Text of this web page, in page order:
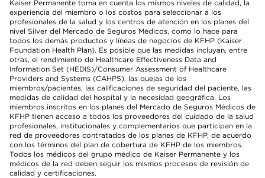
Kaiser Permanente toma en cuenta los mismos niveles de calidad, la
experiencia del miembro o los costos para seleccionar a los
profesionales de la salud y los centros de atención en los planes del
nivel Silver del Mercado de Seguros Médicos, como lo hace para
todos los demás productos y líneas de negocios de KFHP (Kaiser
Foundation Health Plan). Es posible que las medidas incluyan, entre
otras, el rendimiento de Healthcare Effectiveness Data and
Information Set (HEDIS)/Consumer Assessment of Healthcare
Providers and Systems (CAHPS), las quejas de los
miembros/pacientes, las calificaciones de seguridad del paciente, las
medidas de calidad del hospital y la necesidad geográfica. Los
miembros inscritos en los planes del Mercado de Seguros Médicos de
KFHP tienen acceso a todos los proveedores del cuidado de la salud
profesionales, institucionales y complementarios que participan en la
red de proveedores contratados de los planes de KFHP, de acuerdo
con los términos del plan de cobertura de KFHP de los miembros.
Todos los médicos del grupo médico de Kaiser Permanente y los
médicos de la red deben seguir los mismos procesos de revisión de
calidad y certificaciones.